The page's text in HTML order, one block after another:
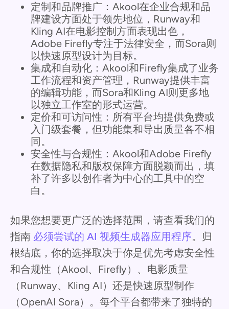
定制和品牌推广：Akool在企业合规和品
牌建设方面处于领先地位，Runway和
Kling AI在电影控制方面表现出色，
Adobe Firefly专注于法律安全，而Sora则
以快速原型设计为目标。
集成和自动化：Akool和Firefly集成了业务
工作流程和资产管理，Runway提供丰富
的编辑功能，而Sora和Kling AI则更多地
以独立工作室的形式运营。
定价和可访问性：所有平台均提供免费或
入门级套餐，但功能集和导出质量各不相
同。
安全性与合规性：Akool和Adobe Firefly
在数据隐私和版权保障方面脱颖而出，填
补了许多以创作者为中心的工具中的空
白。
如果您想要更广泛的选择范围，请查看我们的
指南 必须尝试的 AI 视频生成器应用程序。归
根结底，你的选择取决于你是优先考虑安全性
和合规性（Akool、Firefly）、电影质量
（Runway、Kling AI）还是快速原型制作
（OpenAI Sora）。每个平台都带来了独特的